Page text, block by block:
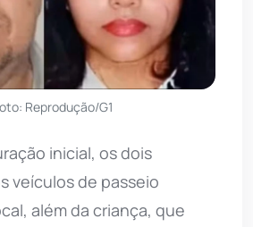
Reprodução/G1
inicial, os dois
veículos de passeio
além da criança, que